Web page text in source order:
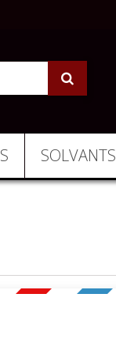
SOLVANTS